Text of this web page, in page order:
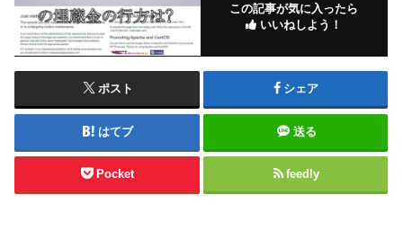
この記事が気に入ったら
いいねしよう！
ポスト シェア
はてブ 送る
Pocket feedly